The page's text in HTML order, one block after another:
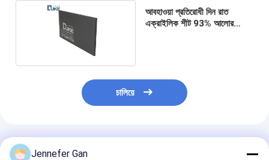
আবহাওয়া প্রতিরোধী দিন রাত
এক্রাইলিক শীট 93% আলোর
চালিয়ে
প্রস্তাবিত পণ্য
Jennefer Gan